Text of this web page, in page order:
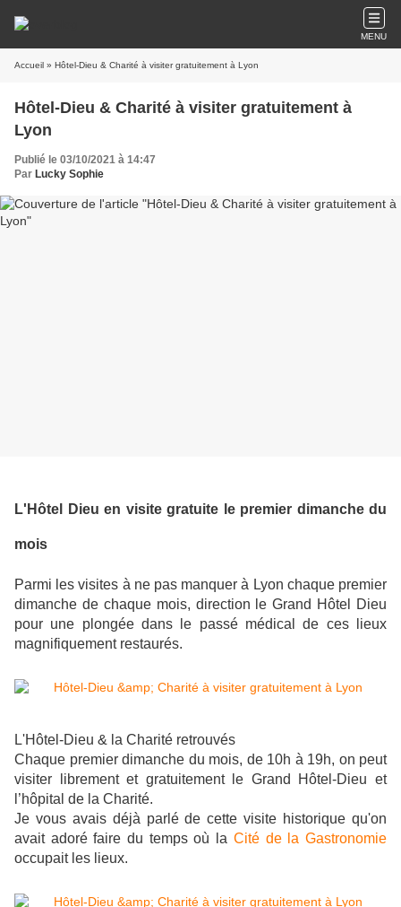
MENU
Accueil » Hôtel-Dieu & Charité à visiter gratuitement à Lyon
Hôtel-Dieu & Charité à visiter gratuitement à
Lyon
Publié le 03/10/2021 à 14:47
Par Lucky Sophie
L'Hôtel Dieu en visite gratuite le premier dimanche du
mois
Parmi les visites à ne pas manquer à Lyon chaque premier
dimanche de chaque mois, direction le Grand Hôtel Dieu
pour une plongée dans le passé médical de ces lieux
magnifiquement restaurés.
L'Hôtel-Dieu & la Charité retrouvés
Chaque premier dimanche du mois, de 10h à 19h, on peut
visiter librement et gratuitement le Grand Hôtel-Dieu et
l’hôpital de la Charité.
Je vous avais déjà parlé de cette visite historique qu'on
avait adoré faire du temps où la Cité de la Gastronomie
occupait les lieux.